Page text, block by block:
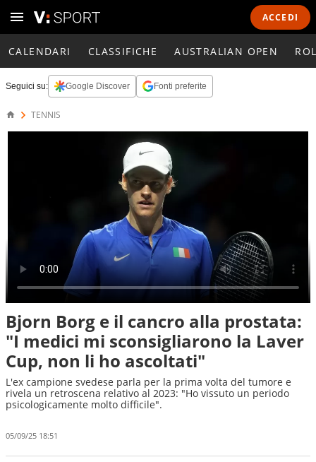
ACCEDI
CALENDARI CLASSIFICHE AUSTRALIAN OPEN
Seguici su: Google Discover Fonti preferite
TENNIS
Bjorn Borg e il cancro alla prostata:
"I medici mi sconsigliarono la Laver
Cup, non li ho ascoltati"
L'ex campione svedese parla per la prima volta del tumore e
rivela un retroscena relativo al 2023: "Ho vissuto un periodo
psicologicamente molto difficile".
05/09/25 18:51